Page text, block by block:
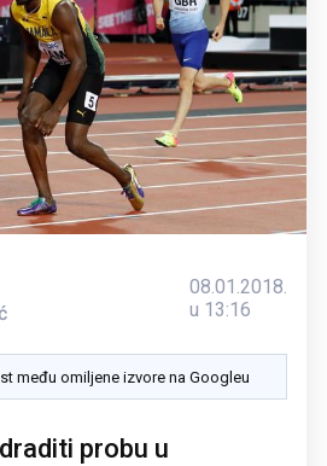
08.01.2018.
u 13:16
među omiljene izvore na Googleu
probu u